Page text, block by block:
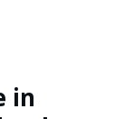
in